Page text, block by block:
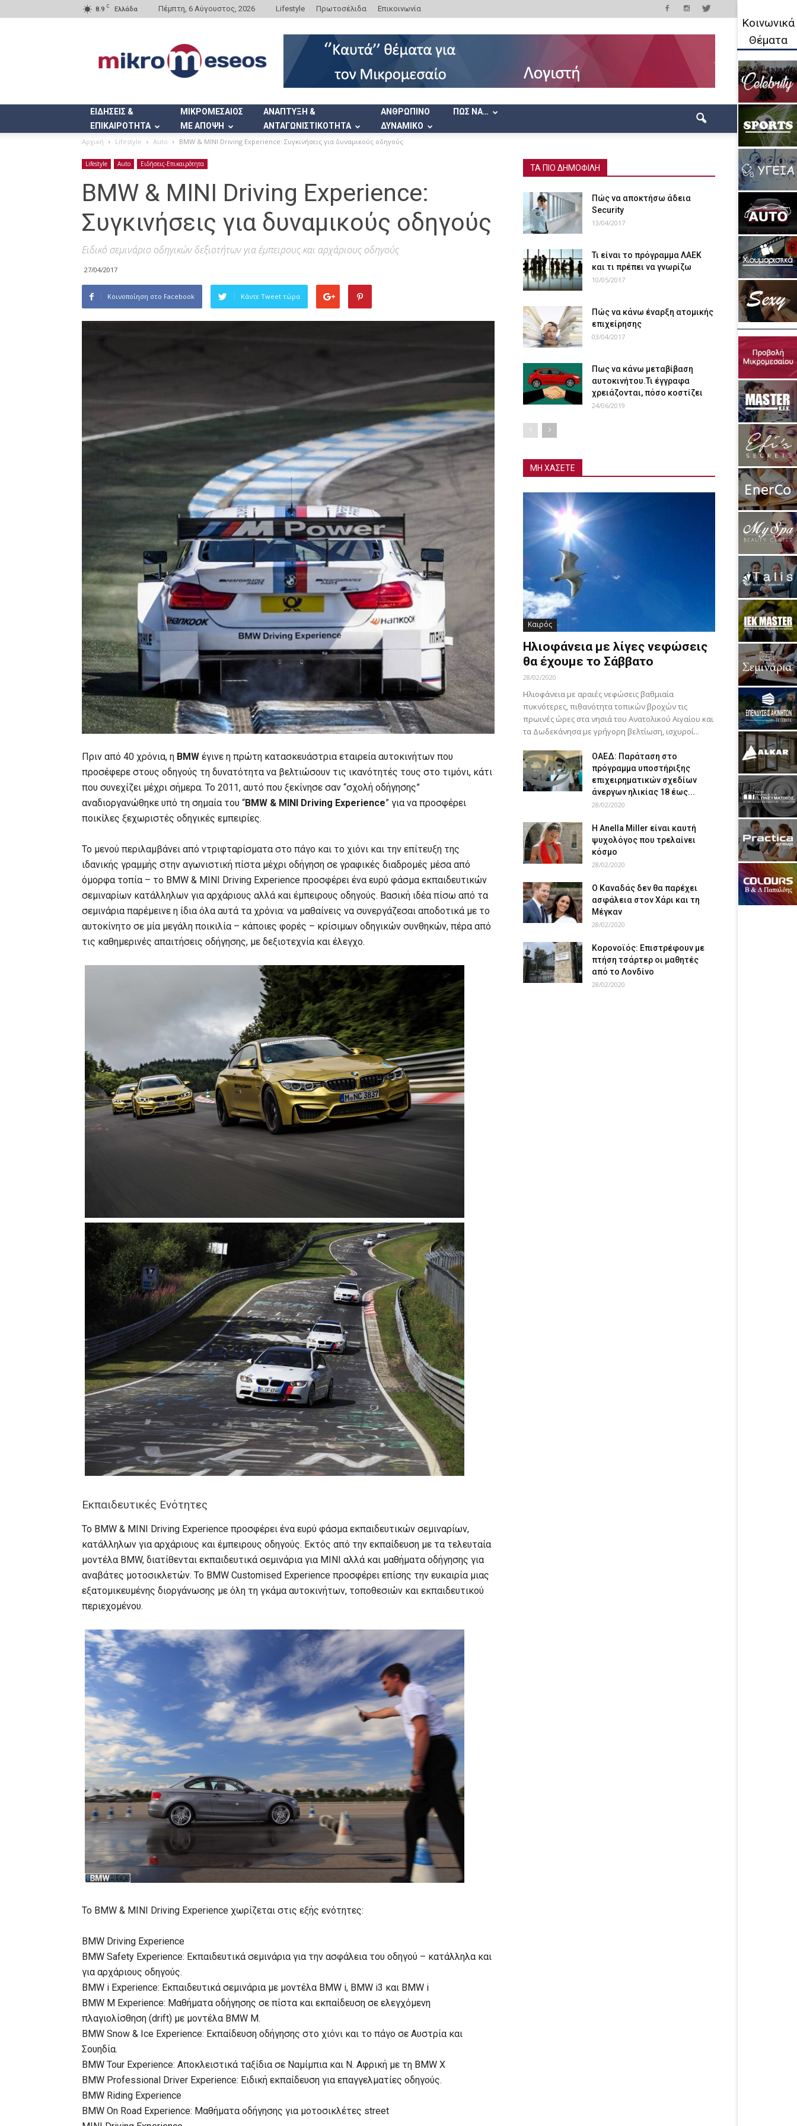
8.9 C Ελλάδα Πέμπτη, 6 Αύγουστος, 2026 Lifestyle Πρωτοσέλιδα Επικοινωνία
ΕΙΔΗΣΕΙΣ &
ΕΠΙΚΑΙΡΟΤΗΤΑ
ΜΙΚΡΟΜΕΣΑΙΟΣ
ΜΕ ΑΠΟΨΗ
ΑΝΑΠΤΥΞΗ &
ΑΝΤΑΓΩΝΙΣΤΙΚΟΤΗΤΑ
ΑΝΘΡΩΠΙΝΟ
ΔΥΝΑΜΙΚΟ
ΠΩΣ ΝΑ…
Αρχική Lifestyle Auto BMW & MINI Driving Experience: Συγκινήσεις για δυναμικούς οδηγούς
Lifestyle Auto Ειδήσεις-Επικαιρότητα
BMW & MINI Driving Experience:
Συγκινήσεις για δυναμικούς οδηγούς
Ειδικό σεμινάριο οδηγικών δεξιοτήτων για έμπειρους και αρχάριους οδηγούς
27/04/2017
Κοινοποίηση στο Facebook Κάντε Tweet τώρα
Πριν από 40 χρόνια, η BMW έγινε η πρώτη κατασκευάστρια εταιρεία αυτοκινήτων που
προσέφερε στους οδηγούς τη δυνατότητα να βελτιώσουν τις ικανότητές τους στο τιμόνι, κάτι
που συνεχίζει μέχρι σήμερα. Το 2011, αυτό που ξεκίνησε σαν “σχολή οδήγησης”
αναδιοργανώθηκε υπό τη σημαία του “BMW & MINI Driving Experience” για να προσφέρει
ποικίλες ξεχωριστές οδηγικές εμπειρίες.
Το μενού περιλαμβάνει από ντριφταρίσματα στο πάγο και το χιόνι και την επίτευξη της
ιδανικής γραμμής στην αγωνιστική πίστα μέχρι οδήγηση σε γραφικές διαδρομές μέσα από
όμορφα τοπία – το BMW & MINI Driving Experience προσφέρει ένα ευρύ φάσμα εκπαιδευτικών
σεμιναρίων κατάλληλων για αρχάριους αλλά και έμπειρους οδηγούς. Βασική ιδέα πίσω από τα
σεμινάρια παρέμεινε η ίδια όλα αυτά τα χρόνια: να μαθαίνεις να συνεργάζεσαι αποδοτικά με το
αυτοκίνητο σε μία μεγάλη ποικιλία – κάποιες φορές – κρίσιμων οδηγικών συνθηκών, πέρα από
τις καθημερινές απαιτήσεις οδήγησης, με δεξιοτεχνία και έλεγχο.
Εκπαιδευτικές Ενότητες
Το BMW & MINI Driving Experience προσφέρει ένα ευρύ φάσμα εκπαιδευτικών σεμιναρίων,
κατάλληλων για αρχάριους και έμπειρους οδηγούς. Εκτός από την εκπαίδευση με τα τελευταία
μοντέλα BMW, διατίθενται εκπαιδευτικά σεμινάρια για ΜΙΝΙ αλλά και μαθήματα οδήγησης για
αναβάτες μοτοσικλετών. Το BMW Customised Experience προσφέρει επίσης την ευκαιρία μιας
εξατομικευμένης διοργάνωσης με όλη τη γκάμα αυτοκινήτων, τοποθεσιών και εκπαιδευτικού
περιεχομένου.
Το BMW & MINI Driving Experience χωρίζεται στις εξής ενότητες:
BMW Driving Experience
BMW Safety Experience: Εκπαιδευτικά σεμινάρια για την ασφάλεια του οδηγού – κατάλληλα και
για αρχάριους οδηγούς.
BMW i Experience: Εκπαιδευτικά σεμινάρια με μοντέλα BMW i, BMW i3 και BMW i
BMW M Experience: Μαθήματα οδήγησης σε πίστα και εκπαίδευση σε ελεγχόμενη
πλαγιολίσθηση (drift) με μοντέλα BMW M.
BMW Snow & Ice Experience: Εκπαίδευση οδήγησης στο χιόνι και το πάγο σε Αυστρία και
Σουηδία.
BMW Tour Experience: Αποκλειστικά ταξίδια σε Ναμίμπια και Ν. Αφρική με τη BMW X
BMW Professional Driver Experience: Ειδική εκπαίδευση για επαγγελματίες οδηγούς.
BMW Riding Experience
BMW On Road Experience: Μαθήματα οδήγησης για μοτοσικλέτες street
ΤΑ ΠΙΟ ΔΗΜΟΦΙΛΗ
Πώς να αποκτήσω άδεια
Security
13/04/2017
Τι είναι το πρόγραμμα ΛΑΕΚ
και τι πρέπει να γνωρίζω
10/05/2017
Πώς να κάνω έναρξη ατομικής
επιχείρησης
03/04/2017
Πως να κάνω μεταβίβαση
αυτοκινήτου.Τι έγγραφα
χρειάζονται, πόσο κοστίζει
24/06/2019
ΜΗ ΧΑΣΕΤΕ
Καιρός
Ηλιοφάνεια με λίγες νεφώσεις
θα έχουμε το Σάββατο
28/02/2020
Ηλιοφάνεια με αραιές νεφώσεις βαθμιαία
πυκνότερες, πιθανότητα τοπικών βροχών τις
πρωινές ώρες στα νησιά του Ανατολικού Αιγαίου και
τα Δωδεκάνησα με γρήγορη βελτίωση, ισχυροί...
ΟΑΕΔ: Παράταση στο
πρόγραμμα υποστήριξης
επιχειρηματικών σχεδίων
άνεργων ηλικίας 18 έως...
28/02/2020
Η Anella Miller είναι καυτή
ψυχολόγος που τρελαίνει
κόσμο
28/02/2020
Ο Καναδάς δεν θα παρέχει
ασφάλεια στον Χάρι και τη
Μέγκαν
28/02/2020
Κορονοϊός: Επιστρέφουν με
πτήση τσάρτερ οι μαθητές
από το Λονδίνο
28/02/2020
Κοινωνικά
Θέματα